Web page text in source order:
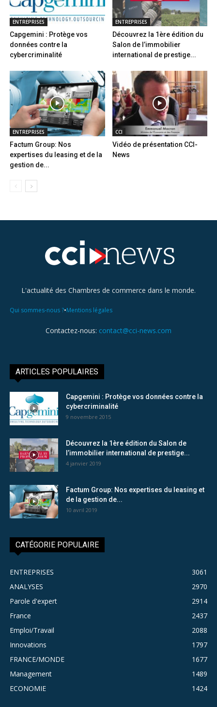
ENTREPRISES
Capgemini : Protège vos
données contre la
cybercriminalité
ENTREPRISES
Découvrez la 1ère édition du
Salon de l’immobilier
international de prestige...
ENTREPRISES
Factum Group: Nos
expertises du leasing et de la
gestion de...
CCI
Vidéo de présentation CCI-
News
L'actualité des Chambres de commerce dans le monde.
Qui sommes-nous ?•Mentions légales
Contactez-nous: contact@cci-news.com
ARTICLES POPULAIRES
Capgemini : Protège vos données contre la
cybercriminalité
9 novembre 2015
Découvrez la 1ère édition du Salon de
l’immobilier international de prestige...
4 janvier 2019
Factum Group: Nos expertises du leasing et
de la gestion de...
10 avril 2019
CATÉGORIE POPULAIRE
ENTREPRISES
3061
ANALYSES
2970
Parole d'expert
2914
France
2437
Emploi/Travail
2088
Innovations
1797
FRANCE/MONDE
1677
Management
1489
ECONOMIE
1424